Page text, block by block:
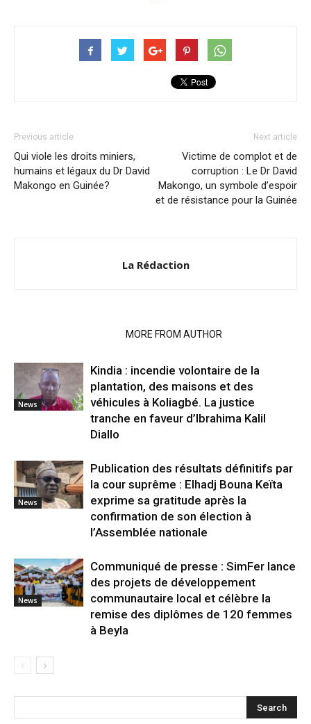
Previous article
Qui viole les droits miniers,
humains et légaux du Dr David
Makongo en Guinée?
Next article
Victime de complot et de
corruption : Le Dr David
Makongo, un symbole d’espoir
et de résistance pour la Guinée
La Rédaction
MORE FROM AUTHOR
News
Kindia : incendie volontaire de la
plantation, des maisons et des
véhicules à Koliagbé. La justice
tranche en faveur d’Ibrahima Kalil
Diallo
News
Publication des résultats définitifs par
la cour suprême : Elhadj Bouna Keïta
exprime sa gratitude après la
confirmation de son élection à
l’Assemblée nationale
News
Communiqué de presse : SimFer lance
des projets de développement
communautaire local et célèbre la
remise des diplômes de 120 femmes
à Beyla